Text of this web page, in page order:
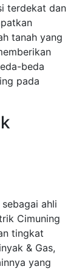
terdekat dan
tanah yang
beda
pada
ahli
Cimuning
tingkat
& Gas,
yang